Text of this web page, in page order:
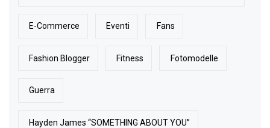
E-Commerce Eventi Fans
Fashion Blogger Fitness Fotomodelle
Guerra
Hayden James “SOMETHING ABOUT YOU”